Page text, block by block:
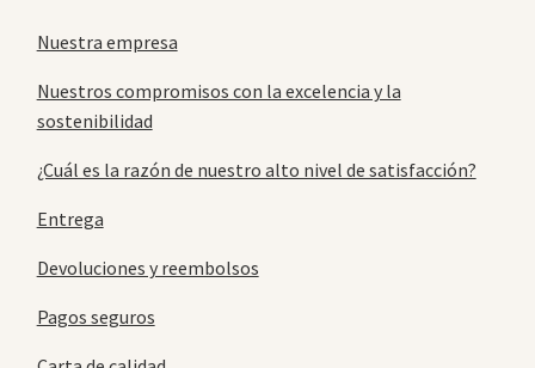
Nuestra empresa
Nuestros compromisos con la excelencia y la
sostenibilidad
¿Cuál es la razón de nuestro alto nivel de satisfacción?
Entrega
Devoluciones y reembolsos
Pagos seguros